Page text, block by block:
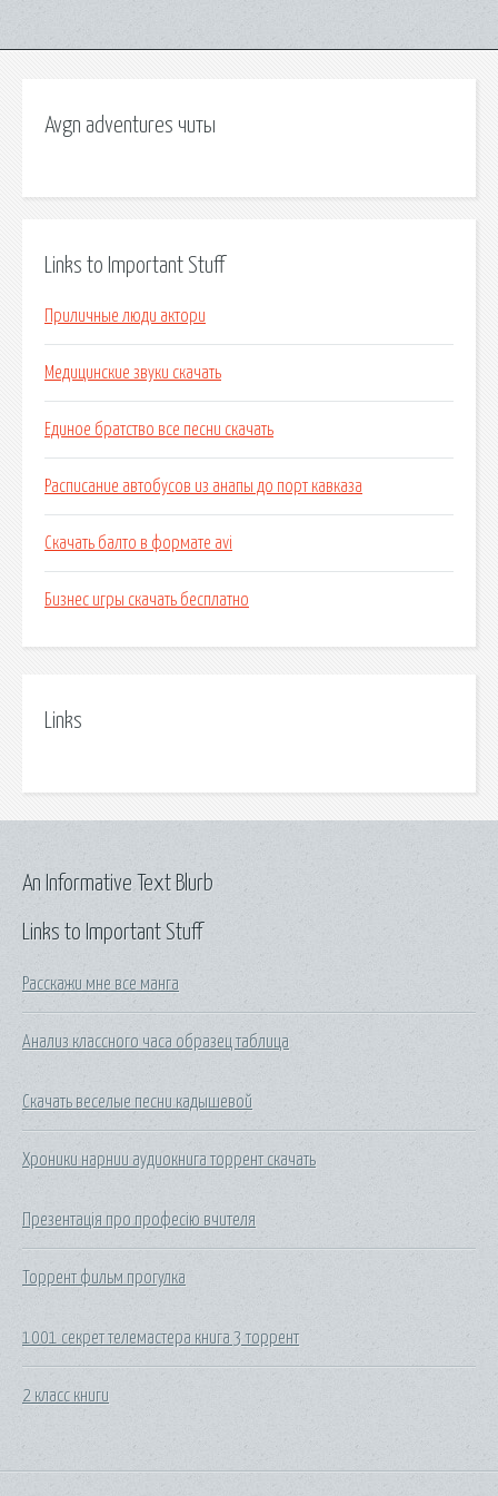
Avgn adventures читы
Links to Important Stuff
Приличные люди актори
Медицинские звуки скачать
Единое братство все песни скачать
Расписание автобусов из анапы до порт кавказа
Скачать балто в формате avi
Бизнес игры скачать бесплатно
Links
Links to Important Stuff
Расскажи мне все манга
Анализ классного часа образец таблица
Скачать веселые песни кадышевой
Хроники нарнии аудиокнига торрент скачать
Презентація про професію вчителя
Торрент фильм прогулка
1001 секрет телемастера книга 3 торрент
2 класс книги
An Informative Text Blurb